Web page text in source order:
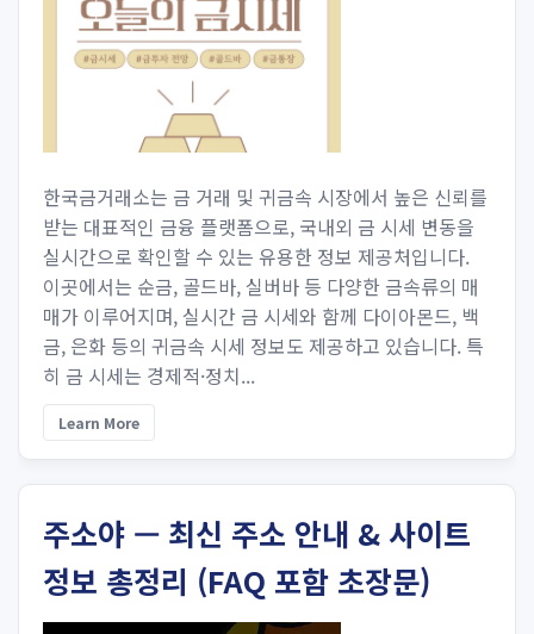
한국금거래소는 금 거래 및 귀금속 시장에서 높은 신뢰를
받는 대표적인 금융 플랫폼으로, 국내외 금 시세 변동을
실시간으로 확인할 수 있는 유용한 정보 제공처입니다.
이곳에서는 순금, 골드바, 실버바 등 다양한 금속류의 매
매가 이루어지며, 실시간 금 시세와 함께 다이아몬드, 백
금, 은화 등의 귀금속 시세 정보도 제공하고 있습니다. 특
히 금 시세는 경제적·정치...
Learn More
주소야 — 최신 주소 안내 & 사이트
정보 총정리 (FAQ 포함 초장문)